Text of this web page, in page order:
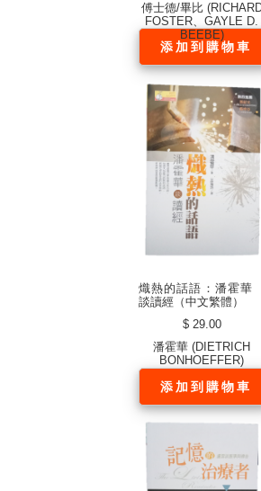
傅士德/畢比
FOSTER、GAYLE D.
BEEBE)
添加到購物車
熾熱的話語：潘霍華
談讀經（中文繁體）
$ 29.00
潘霍華 (DIETRICH
BONHOEFFER)
添加到購物車